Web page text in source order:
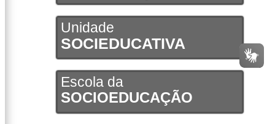
Unidade
SOCIEDUCATIVA
Escola da
SOCIOEDUCAÇÃO